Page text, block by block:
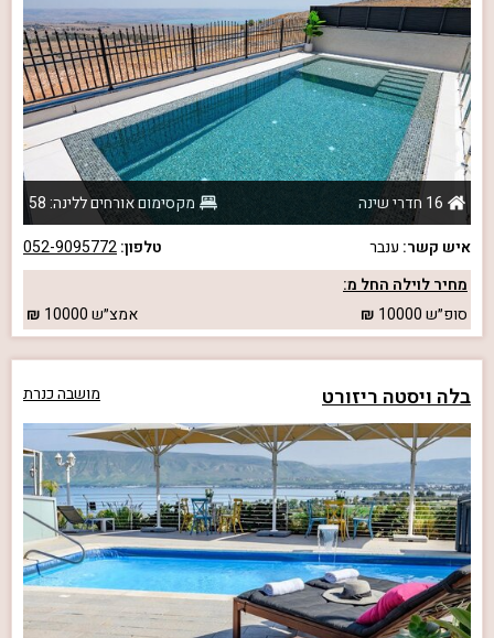
16 חדרי שינה
מקסימום אורחים ללינה: 58
איש קשר: ענבר טלפון:052-9095772
מחיר לוילה החל מ:
סופ״ש10000 אמצ״ש10000
בלה ויסטה ריזורט מושבה כנרת